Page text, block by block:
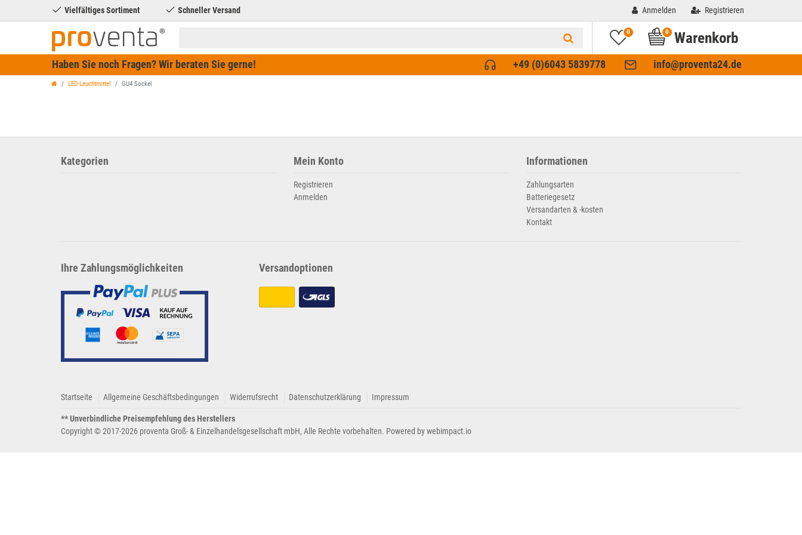
Vielfältiges Sortiment Schneller Versand Anmelden Registrieren
0 Warenkorb
0
Haben Sie noch Fragen? Wir beraten Sie gerne! +49 (0)6043 5839778 info@proventa24.de
LED-Leuchtmittel GU4 Sockel
Kategorien Mein Konto
Registrieren
Anmelden
Informationen
Zahlungsarten
Batteriegesetz
Versandarten & -kosten
Kontakt
Ihre Zahlungsmöglichkeiten Versandoptionen
Startseite Allgemeine Geschäftsbedingungen Widerrufsrecht Datenschutzerklärung Impressum
** Unverbindliche Preisempfehlung des Herstellers
Copyright © 2017-2026 proventa Groß- & Einzelhandelsgesellschaft mbH, Alle Rechte vorbehalten. Powered bywebimpact.io